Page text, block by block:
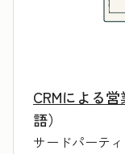
CRMによる
語）
サードパーテ